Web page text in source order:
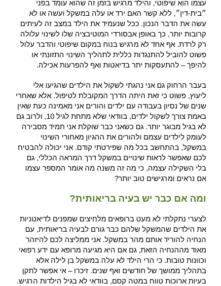
עצמו הוא שיפוטי, והילד מרגיש בזמן זה שהוא עומד בפני
״בית-דין״, ללא קשר האם ירד או עלה במשקל ועשה או לא
עשה את הדבר הנכון. ככל שנעמיד את הילד במצב זה לעיתים
קרובות יותר, כך באופן אבסורדי המוטיבציה שלו לשינוי עלולה
רק לרדת. אף אחד לא מרגיש בנוח במקום שיפוטי והדבר עלול
פשוט להוביל להתנגדות כללית לתהליך השינוי התזונתי או
להיפך – להתעסקות יתר בדיאטות ואף להפרעות אכילה.
בעבר הרחוק גם אני נהגתי לשקול את הילדים שהגיעו אלי
ליעוץ, פשוט כי זאת היתה הדרך המקובלת לטיפול. אלא שאחרי
שנים של נסיון בעבודה עם ילדים והורים אני מאמינה כעת שאין
באמת צורך לשקול ילדים, בוודאי שלא מתחת לגיל 10, ולרוב גם
לא בגיל מבוגר יותר. גם כשאני כבר שוקלת אני תמיד מסבירה
לעומק לילדים עצמם ולהורים את ההגיון מאחורי השינוי
במשקל, בהתחשב בכל מה שפירטתי קודם. אני יכולה להבטיח
לכם שאפשר לראות שינויים במשקל דרך המראה הכללי, גם
בלי השקילה עצמה, כי מה זה משנה מה אומר המספר עצמו
אם נראים ומרגישים טוב יותר?
ומה אם כבר יש בעיה בריאותית?
לצערי נתקלתי לא מעט ברופאים מלחיצים שמפנים לדיאטניות
את הילדים שהמשקל שלהם כבר גורם לבעיה בריאותית, עם
הנחיה להוריד אותם מהר במשקל. אני ממליצה לכם להיזהר
מאוד מההנחיה הזאת, גם אם היא מגיעה מרופא עם ידע רפואי
וכוונות טובות. כי הרי הילד לא עלה במשקל בן לילה אלא
בתהליך ממושך של חודשים ואף שנים. זיכרו – אי אפשר לתקן
בעיות ארוכות טווח במטה קסם, בוודאי לא בגיל הילדות הרגיש.